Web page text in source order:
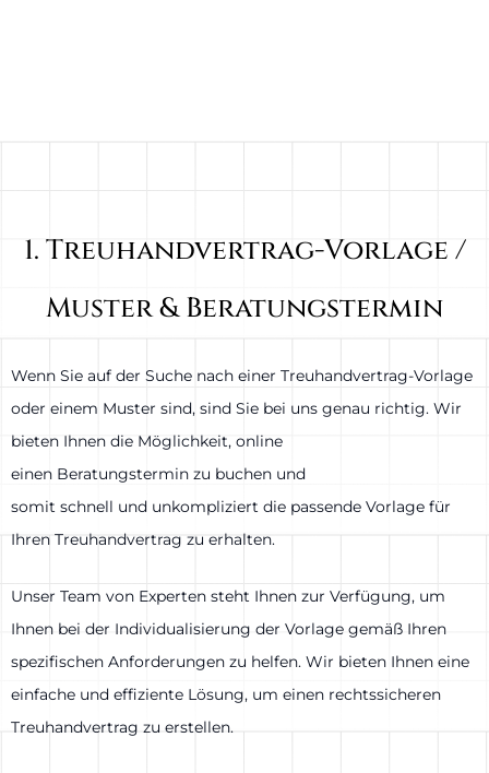
1. Treuhandvertrag-Vorlage /
Muster & Beratungstermin
Wenn Sie auf der Suche nach einer Treuhandvertrag-Vorlage
oder einem Muster sind, sind Sie bei uns genau richtig. Wir
bieten Ihnen die Möglichkeit, online
einen Beratungstermin zu buchen und
somit schnell und unkompliziert die passende Vorlage für
Ihren Treuhandvertrag zu erhalten.
Unser Team von Experten steht Ihnen zur Verfügung, um
Ihnen bei der Individualisierung der Vorlage gemäß Ihren
spezifischen Anforderungen zu helfen. Wir bieten Ihnen eine
einfache und effiziente Lösung, um einen rechtssicheren
Treuhandvertrag zu erstellen.